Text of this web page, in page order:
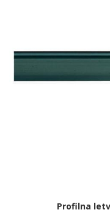
Profilna